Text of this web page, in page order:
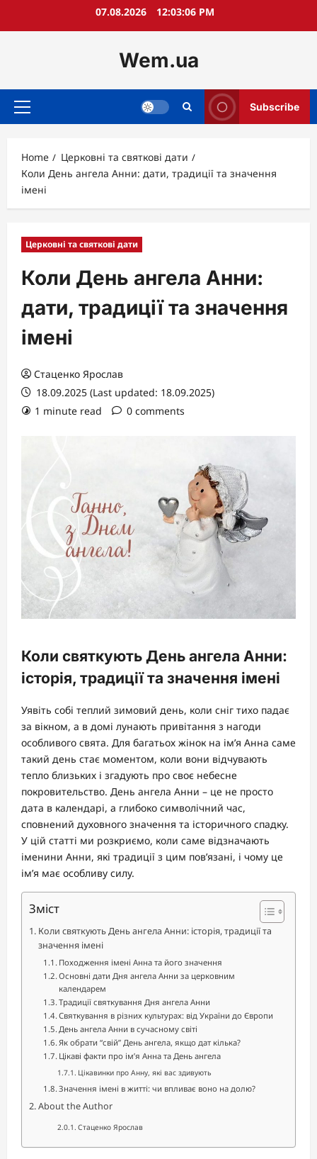
07.08.2026 12:03:07 PM
Wem.ua
Primary
Subscribe
Home
Церковні та святкові дати
Коли День ангела Анни: дати, традиції та значення
імені
Церковні та святкові дати
Коли День ангела Анни:
дати, традиції та значення
імені
Стаценко Ярослав
18.09.2025 (Last updated: 18.09.2025)
1 minute read
0 comments
Коли святкують День ангела Анни:
історія, традиції та значення імені
Уявіть собі теплий зимовий день, коли сніг тихо падає
за вікном, а в домі лунають привітання з нагоди
особливого свята. Для багатьох жінок на ім’я Анна саме
такий день стає моментом, коли вони відчувають
тепло близьких і згадують про своє небесне
покровительство. День ангела Анни – це не просто
дата в календарі, а глибоко символічний час,
сповнений духовного значення та історичного спадку.
У цій статті ми розкриємо, коли саме відзначають
іменини Анни, які традиції з цим пов’язані, і чому це
ім’я має особливу силу.
Зміст
Коли святкують День ангела Анни: історія, традиції та
значення імені
Походження імені Анна та його значення
Основні дати Дня ангела Анни за церковним
календарем
Традиції святкування Дня ангела Анни
Святкування в різних культурах: від України до Європи
День ангела Анни в сучасному світі
Як обрати “свій” День ангела, якщо дат кілька?
Цікаві факти про ім’я Анна та День ангела
Цікавинки про Анну, які вас здивують
Значення імені в житті: чи впливає воно на долю?
About the Author
Стаценко Ярослав